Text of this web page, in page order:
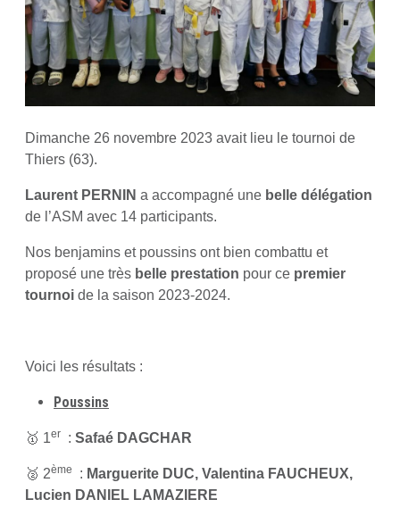
Dimanche 26 novembre 2023 avait lieu le tournoi de
Thiers (63).
Laurent PERNIN a accompagné une belle délégation
de l’ASM avec 14 participants.
Nos benjamins et poussins ont bien combattu et
proposé une très belle prestation pour ce premier
tournoi de la saison 2023-2024.
Voici les résultats :
Poussins
🥇 1er : Safaé DAGCHAR
🥈 2ème : Marguerite DUC, Valentina FAUCHEUX,
Lucien DANIEL LAMAZIERE